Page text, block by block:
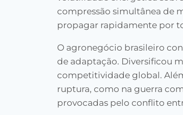
compressão simultânea de
propagar rapidamente por
O agronegócio brasileiro
de adaptação. Diversificou
competitividade global.
ruptura, como na guerra
provocadas pelo conflito